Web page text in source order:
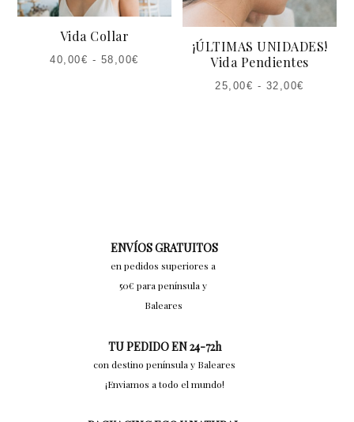
Vida Collar
40,00€ - 58,00€
¡ÚLTIMAS UNIDADES!
Vida Pendientes
25,00€ - 32,00€
ENVÍOS GRATUITOS
en pedidos superiores a
50€ para península y
Baleares
TU PEDIDO EN 24-72h
con destino península y Baleares
¡Enviamos a todo el mundo!